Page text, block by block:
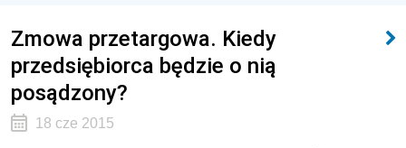
Zmowa przetargowa. Kiedy
przedsiębiorca będzie o nią
posądzony?
18 cze 2015